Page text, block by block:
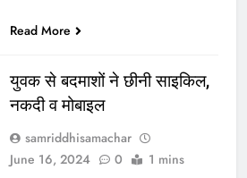
Read More
युवक से बदमाशों ने छीनी साइकिल,
नकदी व मोबाइल
samriddhisamachar
June 16, 2024
0 1 mins